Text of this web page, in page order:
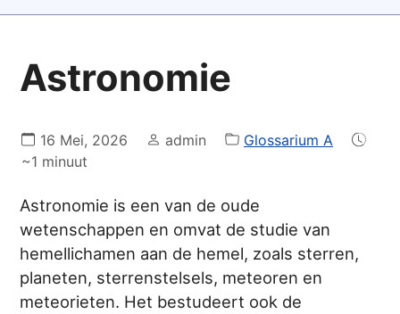
Astronomie
16 Mei, 2026 admin
Glossarium A
~1 minuut
Astronomie is een van de oude
wetenschappen en omvat de studie van
hemellichamen aan de hemel, zoals sterren,
planeten, sterrenstelsels, meteoren en
meteorieten. Het bestudeert ook de